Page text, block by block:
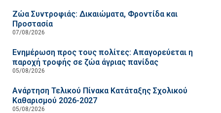
Ζώα Συντροφιάς: Δικαιώματα, Φροντίδα και
Προστασία
07/08/2026
Ενημέρωση προς τους πολίτες: Απαγορεύεται η
παροχή τροφής σε ζώα άγριας πανίδας
05/08/2026
Ανάρτηση Τελικού Πίνακα Κατάταξης Σχολικού
Καθαρισμού 2026-2027
05/08/2026